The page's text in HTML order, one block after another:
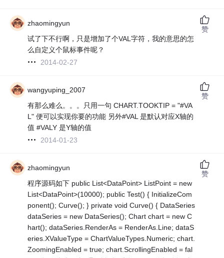
zhaomingyun
试了下不行啊，只是增加了个VAL字符，我的意思的怎
么自定义个鼠标事件呢？
2014-02-27
赞
wangyuping_2007
有那么难么。。。只用一句 CHART.TOOKTIP = "#VA
L" 便可以实现你要的功能 另外#VAL 是默认对应X轴的
值 #VALY 是Y轴的值
2014-01-23
赞
zhaomingyun
程序源码如下 public List<DataPoint> ListPoint = new
List<DataPoint>(10000); public Test() { InitializeCom
ponent(); Curve(); } private void Curve() { DataSeries
dataSeries = new DataSeries(); Chart chart = new C
hart(); dataSeries.RenderAs = RenderAs.Line; dataS
eries.XValueType = ChartValueTypes.Numeric; chart.
ZoomingEnabled = true; chart.ScrollingEnabled = fal
赞